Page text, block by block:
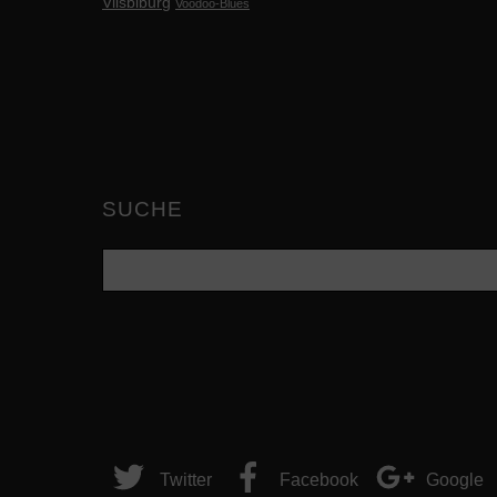
Voodoo-Blues
SUCHE
Twitter Facebook Google